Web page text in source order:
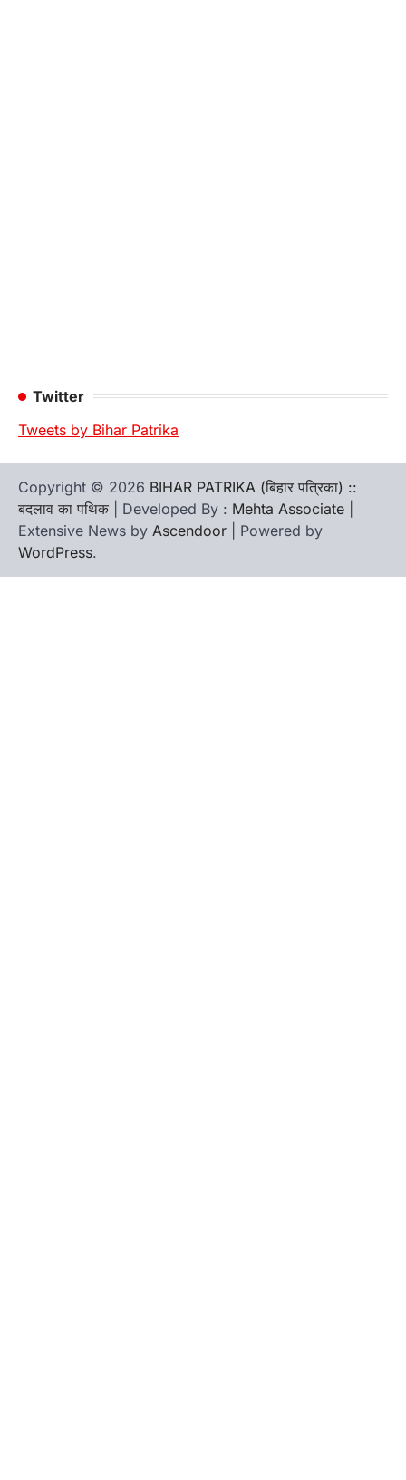
Twitter
Tweets by Bihar Patrika
Copyright © 2026 BIHAR PATRIKA (बिहार पत्रिका) ::
बदलाव का पथिक | Developed By : Mehta Associate
Extensive News by Ascendoor | Powered by
WordPress.